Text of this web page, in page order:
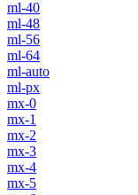
ml-40
ml-48
ml-56
ml-64
ml-auto
ml-px
mx-0
mx-1
mx-2
mx-3
mx-4
mx-5